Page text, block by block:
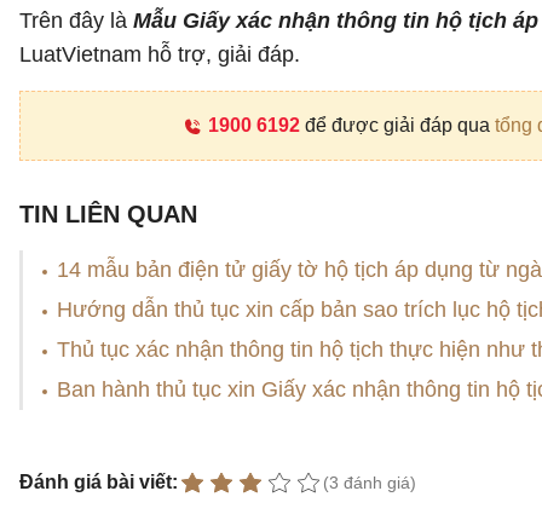
Trên đây là Mẫu Giấy xác nhận thông tin hộ tịch
LuatVietnam hỗ trợ, giải đáp.
1900 6192để được giải đáp qua tổng
TIN LIÊN QUAN
14 mẫu bản điện tử giấy tờ hộ tịch áp dụng từ
Hướng dẫn thủ tục xin cấp bản sao trích lục hộ
Thủ tục xác nhận thông tin hộ tịch thực hiện như
Ban hành thủ tục xin Giấy xác nhận thông tin hộ
Đánh giá bài viết: (3 đánh giá)